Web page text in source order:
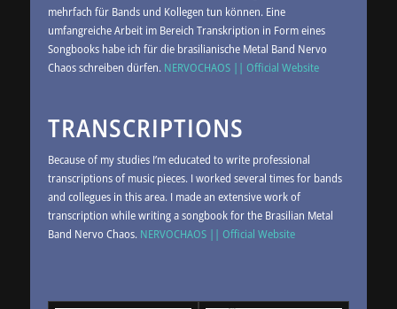
mehrfach für Bands und Kollegen tun können. Eine
umfangreiche Arbeit im Bereich Transkription in Form eines
Songbooks habe ich für die brasilianische Metal Band Nervo
Chaos schreiben dürfen. NERVOCHAOS || Official Website
TRANSCRIP­TIONS
Because of my studies I’m educated to write professional
transcriptions of music pieces. I worked several times for bands
and collegues in this area. I made an extensive work of
transcription while writing a songbook for the Brasilian Metal
Band Nervo Chaos. NERVOCHAOS || Official Website